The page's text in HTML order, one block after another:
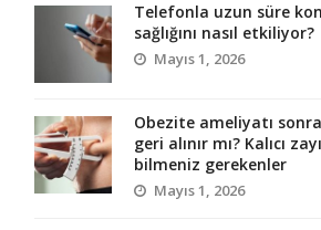
Telefonla uzun süre
sağlığını nasıl etkiliyor?
Mayıs 1, 2026
Obezite ameliyatı
geri alınır mı? Kalıcı
bilmeniz gerekenler
Mayıs 1, 2026